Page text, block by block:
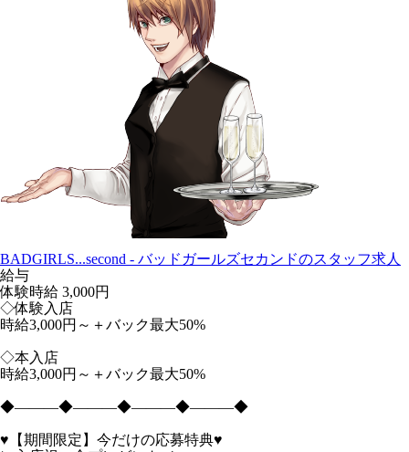
BADGIRLS...second - バッドガールズセカンドのスタッフ求人
給与
体験時給 3,000円
◇体験入店
時給3,000円～＋バック最大50%
◇本入店
時給3,000円～＋バック最大50%
◆―――◆―――◆―――◆―――◆
♥【期間限定】今だけの応募特典♥